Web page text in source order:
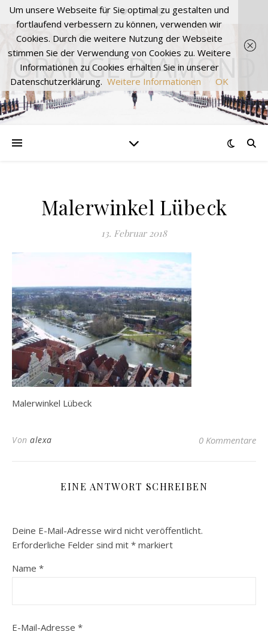
ORANGE DIAMOND
Malerwinkel Lübeck
13. Februar 2018
Malerwinkel Lübeck
Von alexa 0 Kommentare
EINE ANTWORT SCHREIBEN
Deine E-Mail-Adresse wird nicht veröffentlicht.
Erforderliche Felder sind mit * markiert
Name *
E-Mail-Adresse *
Um unsere Webseite für Sie optimal zu gestalten und
fortlaufend verbessern zu können, verwenden wir
Cookies. Durch die weitere Nutzung der Webseite
stimmen Sie der Verwendung von Cookies zu. Weitere
Informationen zu Cookies erhalten Sie in unserer
Datenschutzerklärung. Weitere Informationen OK